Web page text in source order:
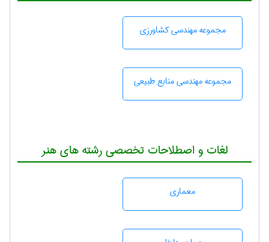
مجموعه مهندسی كشاورزی
مجموعه مهندسی منابع طبيعی
لغات و اصطلاحات تخصصی رشته های هنر
معماری